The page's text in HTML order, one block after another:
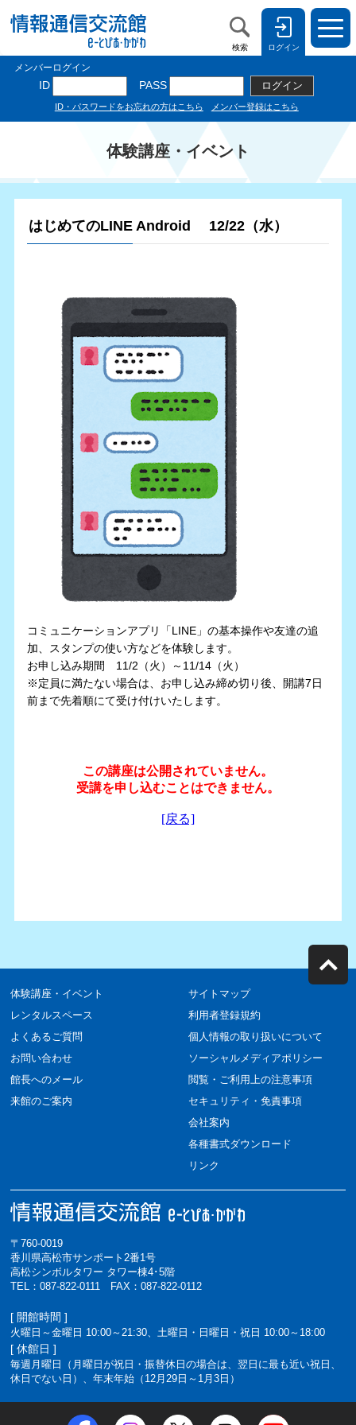
検索 ログイン
体験講座・イベント
はじめてのLINE Android 12/22（水）
コミュニケーションアプリ「LINE」の基本操作や友達の追
加、スタンプの使い方などを体験します。
お申し込み期間 11/2（火）～11/14（火）
※定員に満たない場合は、お申し込み締め切り後、開講7日
前まで先着順にて受け付けいたします。
体験講座・イベント
レンタルスペース
よくあるご質問
お問い合わせ
館長へのメール
来館のご案内
サイトマップ
利用者登録規約
個人情報の取り扱いについて
ソーシャルメディアポリシー
閲覧・ご利用上の注意事項
セキュリティ・免責事項
会社案内
各種書式ダウンロード
リンク
〒760-0019
香川県高松市サンポート2番1号
高松シンボルタワー タワー棟4･5階
TEL：087-822-0111 FAX：087-822-0112
[ 開館時間 ]
火曜日～金曜日 10:00～21:30、土曜日・日曜日・祝日 10:00～18:00
[ 休館日 ]
毎週月曜日（月曜日が祝日・振替休日の場合は、翌日に最も近い祝日、
休日でない日）、年末年始（12月29日～1月3日）